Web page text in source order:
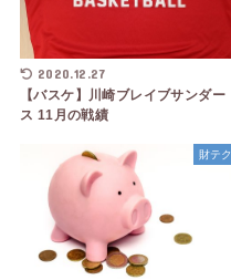
2020.12.27
【バスケ】川崎ブレイブサンダー
ス 11月の戦績
財テク